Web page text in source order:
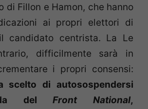
di Fillon e Hamon, che hanno
ai propri elettori di
candidato centrista. La Le
difficilmente sarà in
i propri consensi:
scelto di autosospendersi
delFront National,